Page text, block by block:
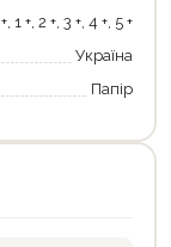
1 +, 2 +, 3 +, 4 +, 5 +
Україна
Папір